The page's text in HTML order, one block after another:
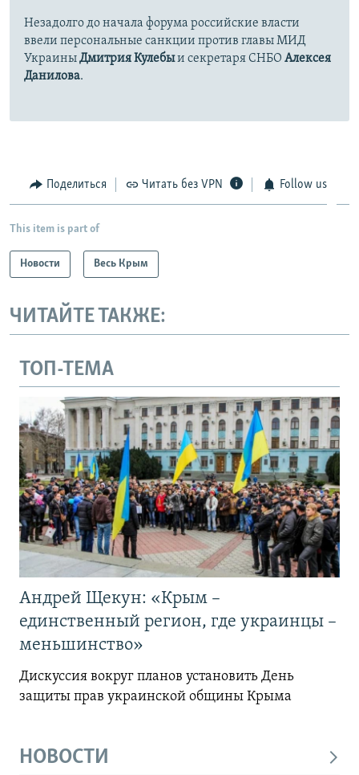
Незадолго до начала форума российские власти
ввели персональные санкции против главы МИД
УкраиныДмитрия Кулебыи секретаря СНБО Алексея
Данилова.
Поделиться Читать без VPN Follow us
This item is part of
Новости Весь Крым
ЧИТАЙТЕ ТАКЖЕ:
ТОП-ТЕМА
Андрей Щекун: «Крым –
единственный регион, где украинцы –
меньшинство»
Дискуссия вокруг планов установить День
защиты прав украинской общины Крыма
НОВОСТИ